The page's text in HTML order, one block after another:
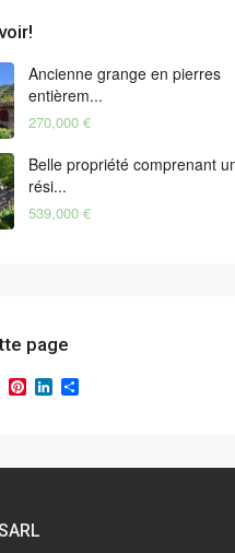
Ancienne grange en pierres
entièrem...
270,000 €
Belle propriété comprenant
rési...
539,000 €
page
WhatsApp
PinterestLinkedIn